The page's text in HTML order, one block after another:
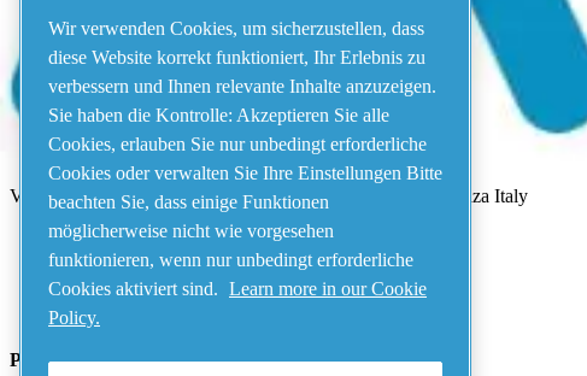
Etwas ist schief gelaufen!Bitte versuchen Sie es in wenigen Minuten erneut.
Alle Produkte anzeigen
Address
AIRnet - C.Aria.C
Via Selva Maiolo, 5/7 - 36075, Montecchio Maggiore, Vicenza Italy
Contact us
Piping Systems - click to see details
Wir verwenden Cookies, um sicherzustellen, dass
diese Website korrekt funktioniert, Ihr Erlebnis zu
verbessern und Ihnen relevante Inhalte anzuzeigen.
Sie haben die Kontrolle: Akzeptieren Sie alle
Cookies, erlauben Sie nur unbedingt erforderliche
Cookies oder verwalten Sie Ihre Einstellungen Bitte
beachten Sie, dass einige Funktionen
möglicherweise nicht wie vorgesehen
funktionieren, wenn nur unbedingt erforderliche
Cookies aktiviert sind. Learn more in our Cookie
Policy.